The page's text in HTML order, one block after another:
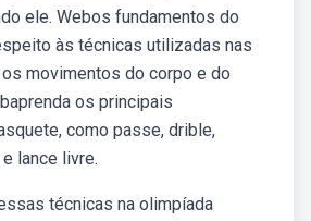
ele. Webos fundamentos do
às técnicas utilizadas nas
movimentos do corpo e do
os principais
como passe, drible,
lance livre.
técnicas na olimpíada